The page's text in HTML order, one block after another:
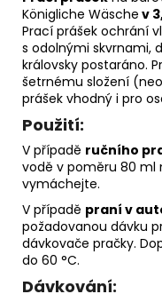
Königliche Wäsche v
Prací prášek ochrání
s odolnými skvrnami,
královsky postaráno.
šetrnému složení
prášek vhodný i pro
Použití:
V případě ručního
vodě v poměru 80 ml
vymáchejte.
V případě praní v
požadovanou dávku
dávkovače pračky.
do 60 °C.
Dávkování:
DĚTSKÁ
LÁHEV
NA
PITÍ
KIDS
FUN
119
Kč